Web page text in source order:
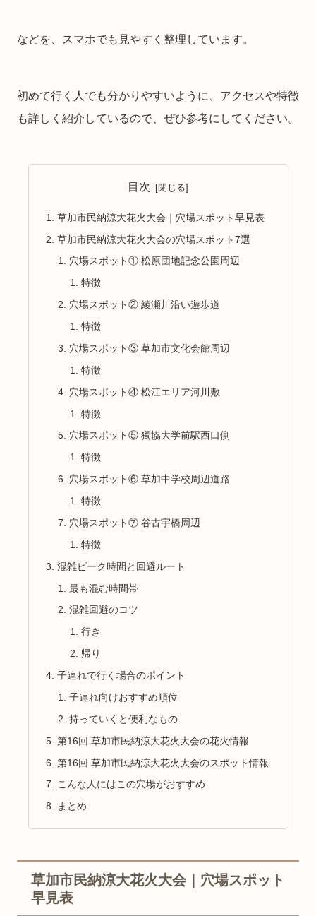
などを、スマホでも見やすく整理しています。
初めて行く人でも分かりやすいように、アクセスや特徴
も詳しく紹介しているので、ぜひ参考にしてください。
目次
草加市民納涼大花火大会｜穴場スポット早見表
草加市民納涼大花火大会の穴場スポット7選
穴場スポット① 松原団地記念公園周辺
特徴
穴場スポット② 綾瀬川沿い遊歩道
特徴
穴場スポット③ 草加市文化会館周辺
特徴
穴場スポット④ 松江エリア河川敷
特徴
穴場スポット⑤ 獨協大学前駅西口側
特徴
穴場スポット⑥ 草加中学校周辺道路
特徴
穴場スポット⑦ 谷古宇橋周辺
特徴
混雑ピーク時間と回避ルート
最も混む時間帯
混雑回避のコツ
行き
帰り
子連れで行く場合のポイント
子連れ向けおすすめ順位
持っていくと便利なもの
第16回 草加市民納涼大花火大会の花火情報
第16回 草加市民納涼大花火大会のスポット情報
こんな人にはこの穴場がおすすめ
まとめ
草加市民納涼大花火大会｜穴場スポット
早見表